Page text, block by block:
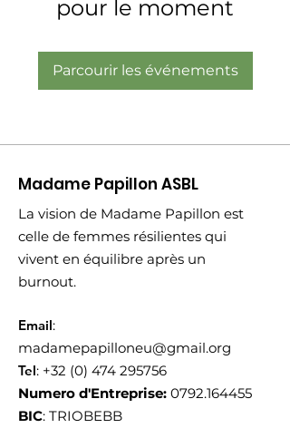
pour le moment
Parcourir les événements
Madame Papillon ASBL
La vision de Madame Papillon est
celle de femmes résilientes qui
vivent en équilibre après un
burnout.
Email:
madamepapilloneu@gmail.org
Tel: +32 (0) 474 295756
Numero d'Entreprise: 0792.164455
BIC: TRIOBEBB